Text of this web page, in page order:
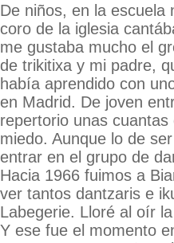
De niños, en la escuela
coro de la iglesia
me gustaba mucho el
de trikitixa y mi padre,
había aprendido con
en Madrid. De joven
repertorio unas
miedo. Aunque lo de
entrar en el grupo de
Hacia 1966 fuimos a
ver tantos dantzaris e
Labegerie. Lloré al oír
Y ese fue el momento